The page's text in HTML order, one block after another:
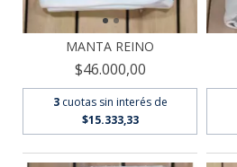
MANTA REINO
$46.000,00
3 cuotas sin interés de
$15.333,33